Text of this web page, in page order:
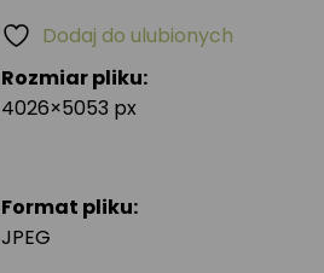
Rozmiar pliku:
4026×5053 px
Format pliku:
JPEG
Dodaj do ulubionych